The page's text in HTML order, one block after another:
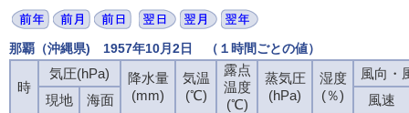
那覇（沖縄県) 1957年10月2日 （１時間ごとの値）
時
気圧(hPa)
降水量
(mm)
気温
(℃)
露点
温度
(℃)
蒸気圧
(hPa)
湿度
(％)
風向・
現地
海面
風速